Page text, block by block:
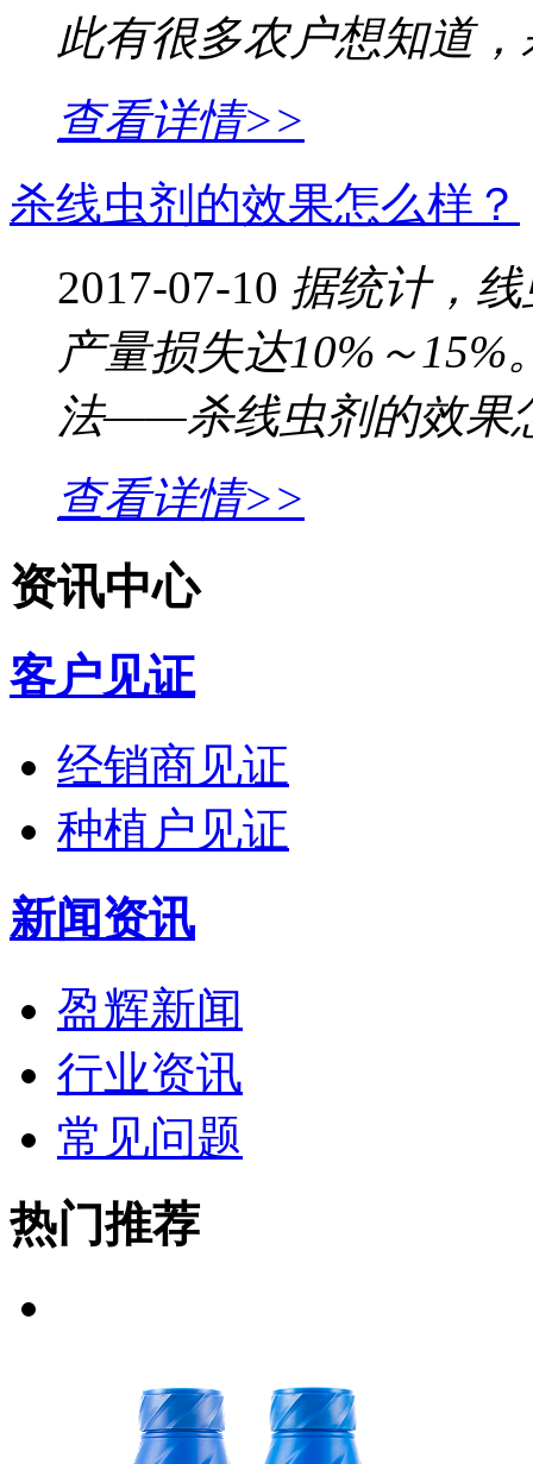
此有很多农户想知道
查看详情>>
杀线虫剂的效果怎么样？
2017-07-10 据统计，
产量损失达10%～
法——杀线虫剂的效果
查看详情>>
资讯中心
客户见证
经销商见证
种植户见证
新闻资讯
盈辉新闻
行业资讯
常见问题
热门推荐